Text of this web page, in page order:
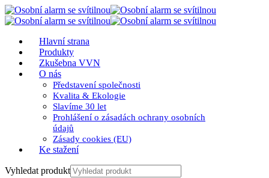
Hlavní strana
Produkty
Zkušebna VVN
O nás
Představení společnosti
Kvalita & Ekologie
Slavíme 30 let
Prohlášení o zásadách ochrany osobních
údajů
Zásady cookies (EU)
Ke stažení
Vyhledat produkt